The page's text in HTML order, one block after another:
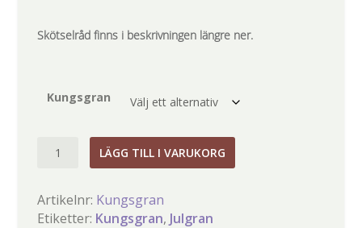
0
0
r
Skötselråd finns i beskrivningen längre ner.
Kungsgran
Kungsgran
LÄGG TILL I VARUKORG
Artikelnr: Kungsgran
Etiketter: Kungsgran, Julgran